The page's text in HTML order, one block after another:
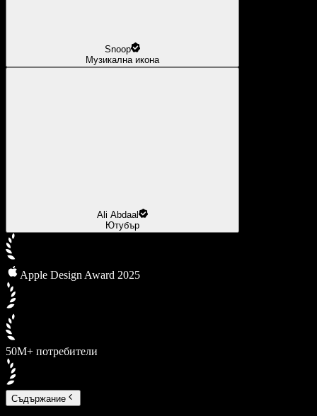
Snoop
Музикална икона
Ali Abdaal
Ютубър
Apple Design Award 2025
50M+ потребители
Съдържание